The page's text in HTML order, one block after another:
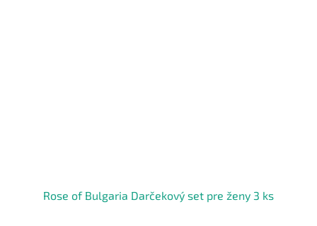
Rose of Bulgaria Darčekový set pre ženy 3 ks